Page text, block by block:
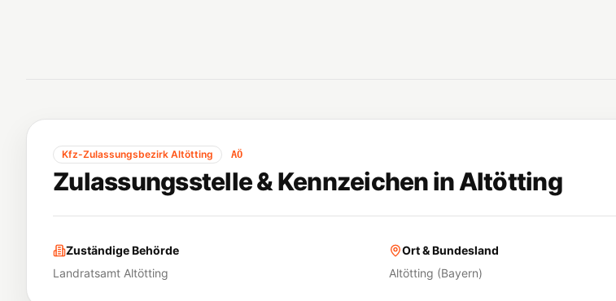
Kfz-Zulassungsbezirk Altötting AÖ
Zulassungsstelle & Kennzeichen inAltötting
Zuständige Behörde
Landratsamt Altötting
Ort & Bundesland
Altötting (Bayern)